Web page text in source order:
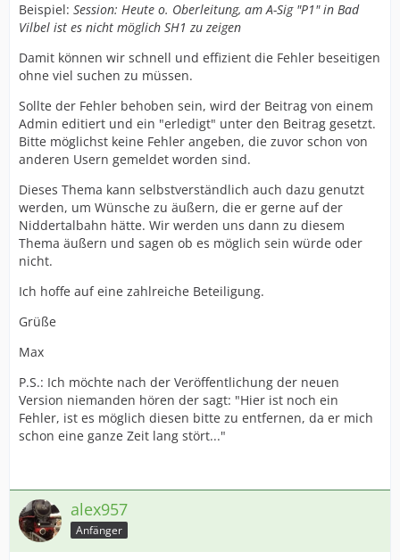
Beispiel: Session: Heute o. Oberleitung, am A-Sig "P1" in Bad
Vilbel ist es nicht möglich SH1 zu zeigen
Damit können wir schnell und effizient die Fehler beseitigen
ohne viel suchen zu müssen.
Sollte der Fehler behoben sein, wird der Beitrag von einem
Admin editiert und ein "erledigt" unter den Beitrag gesetzt.
Bitte möglichst keine Fehler angeben, die zuvor schon von
anderen Usern gemeldet worden sind.
Dieses Thema kann selbstverständlich auch dazu genutzt
werden, um Wünsche zu äußern, die er gerne auf der
Niddertalbahn hätte. Wir werden uns dann zu diesem
Thema äußern und sagen ob es möglich sein würde oder
nicht.
Ich hoffe auf eine zahlreiche Beteiligung.
Grüße
Max
P.S.: Ich möchte nach der Veröffentlichung der neuen
Version niemanden hören der sagt: "Hier ist noch ein
Fehler, ist es möglich diesen bitte zu entfernen, da er mich
schon eine ganze Zeit lang stört..."
alex957
Anfänger